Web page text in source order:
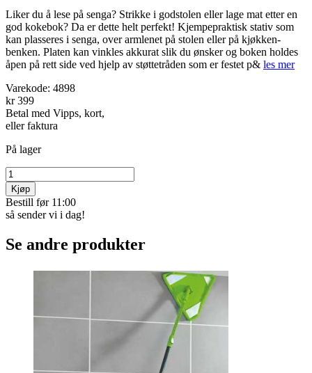
Liker du å lese på senga? Strikke i godstolen eller lage mat etter en
god kokebok? Da er dette helt perfekt! Kjempepraktisk stativ som
kan plasseres i senga, over armlenet på stolen eller på kjøkken­
benken. Platen kan vink­les akkurat slik du ønsker og boken holdes
åpen på rett side ved hjelp av støttetråden som er festet p& les mer
Varekode: 4898
kr 399
Betal med Vipps, kort,
eller faktura
På lager
Kjøp
Bestill før 11:00
så sender vi i dag!
Se andre produkter